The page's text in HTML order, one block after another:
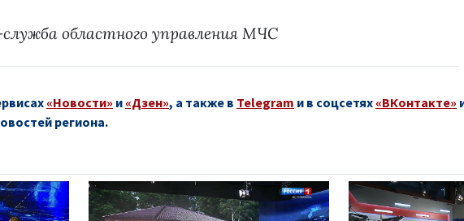
областного управления МЧС
«Новости» и «Дзен», а также в Telegram и в соцсетях «ВКонтакте»
региона.